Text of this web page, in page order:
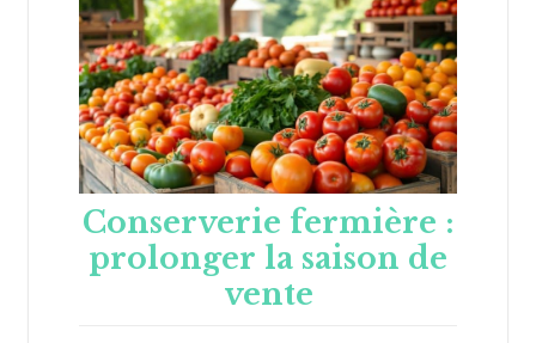
Conserverie fermière :
prolonger la saison de
vente